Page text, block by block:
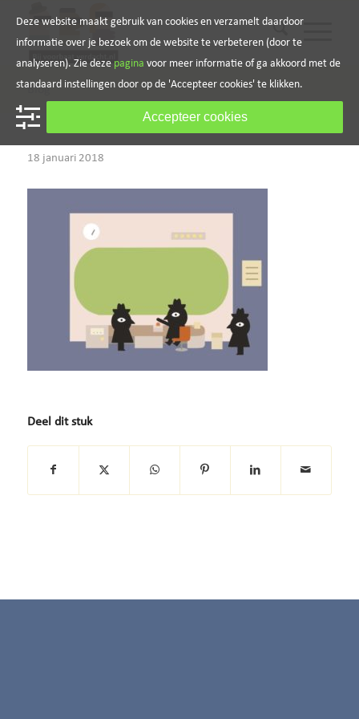
Blog
18 januari 2018
Deel dit stuk
Deze website maakt gebruik van cookies en verzamelt daardoor
informatie over je bezoek om de website te verbeteren (door te
analyseren). Zie deze pagina voor meer informatie of ga akkoord met de
standaard instellingen door op de 'Accepteer cookies' te klikken.
Accepteer cookies